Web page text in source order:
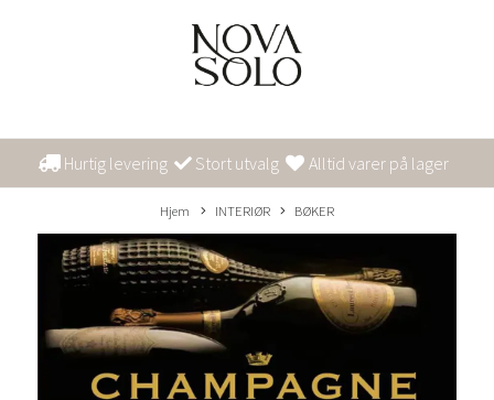
Hurtig levering Stort utvalg Alltid varer på lager
Hjem INTERIØR BØKER